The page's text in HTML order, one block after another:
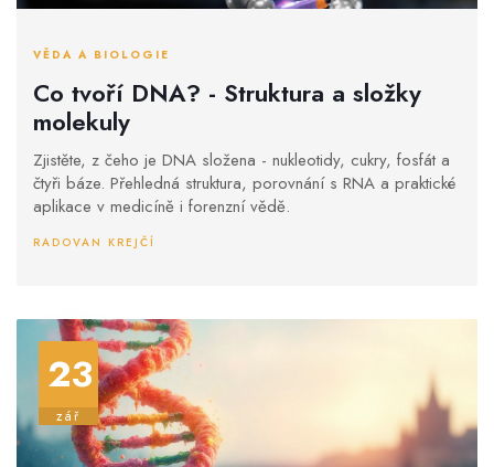
VĚDA A BIOLOGIE
Co tvoří DNA? - Struktura a složky
molekuly
Zjistěte, z čeho je DNA složena - nukleotidy, cukry, fosfát a
čtyři báze. Přehledná struktura, porovnání s RNA a praktické
aplikace v medicíně i forenzní vědě.
RADOVAN KREJČÍ
23
zář